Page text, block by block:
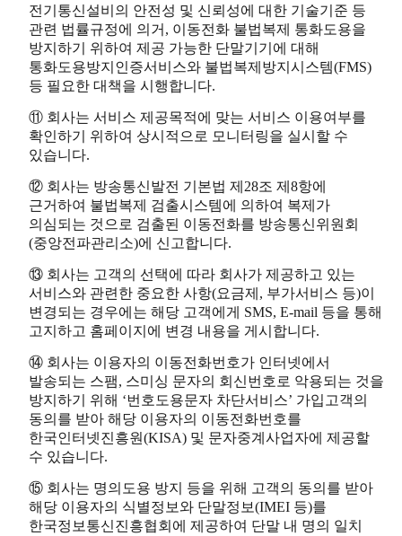
전기통신설비의 안전성 및 신뢰성에 대한 기술기준 등
관련 법률규정에 의거, 이동전화 불법복제 통화도용을
방지하기 위하여 제공 가능한 단말기기에 대해
통화도용방지인증서비스와 불법복제방지시스템(FMS)
등 필요한 대책을 시행합니다.
⑪ 회사는 서비스 제공목적에 맞는 서비스 이용여부를
확인하기 위하여 상시적으로 모니터링을 실시할 수
있습니다.
⑫ 회사는 방송통신발전 기본법 제28조 제8항에
근거하여 불법복제 검출시스템에 의하여 복제가
의심되는 것으로 검출된 이동전화를 방송통신위원회
(중앙전파관리소)에 신고합니다.
⑬ 회사는 고객의 선택에 따라 회사가 제공하고 있는
서비스와 관련한 중요한 사항(요금제, 부가서비스 등)이
변경되는 경우에는 해당 고객에게 SMS, E-mail 등을 통해
고지하고 홈페이지에 변경 내용을 게시합니다.
⑭ 회사는 이용자의 이동전화번호가 인터넷에서
발송되는 스팸, 스미싱 문자의 회신번호로 악용되는 것을
방지하기 위해 ‘번호도용문자 차단서비스’ 가입고객의
동의를 받아 해당 이용자의 이동전화번호를
한국인터넷진흥원(KISA) 및 문자중계사업자에 제공할
수 있습니다.
⑮ 회사는 명의도용 방지 등을 위해 고객의 동의를 받아
해당 이용자의 식별정보와 단말정보(IMEI 등)를
한국정보통신진흥협회에 제공하여 단말 내 명의 일치